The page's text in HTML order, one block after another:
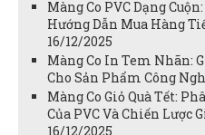
Màng Co PVC Dạng
Hướng Dẫn Mua Hàng
16/12/2025
Màng Co In Tem Nhãn:
Cho Sản Phẩm Công
Màng Co Giỏ Quà Tết:
Của PVC Và Chiến Lược
16/12/2025